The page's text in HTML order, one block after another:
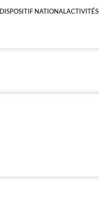
DISPOSITIF NATIONALACTIVITÉS